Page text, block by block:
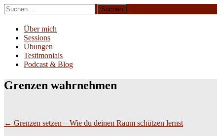
Zum
Inhalt
springen
Suchen
nach:
Über mich
Sessions
Übungen
Testimonials
Podcast & Blog
Grenzen wahrnehmen
Beitragsnavigation
← Grenzen setzen – Wie du deinen Raum schützen lernst